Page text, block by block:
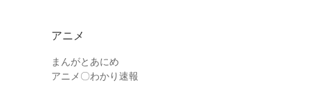
アニメ
まんがとあにめ
アニメ〇わかり速報